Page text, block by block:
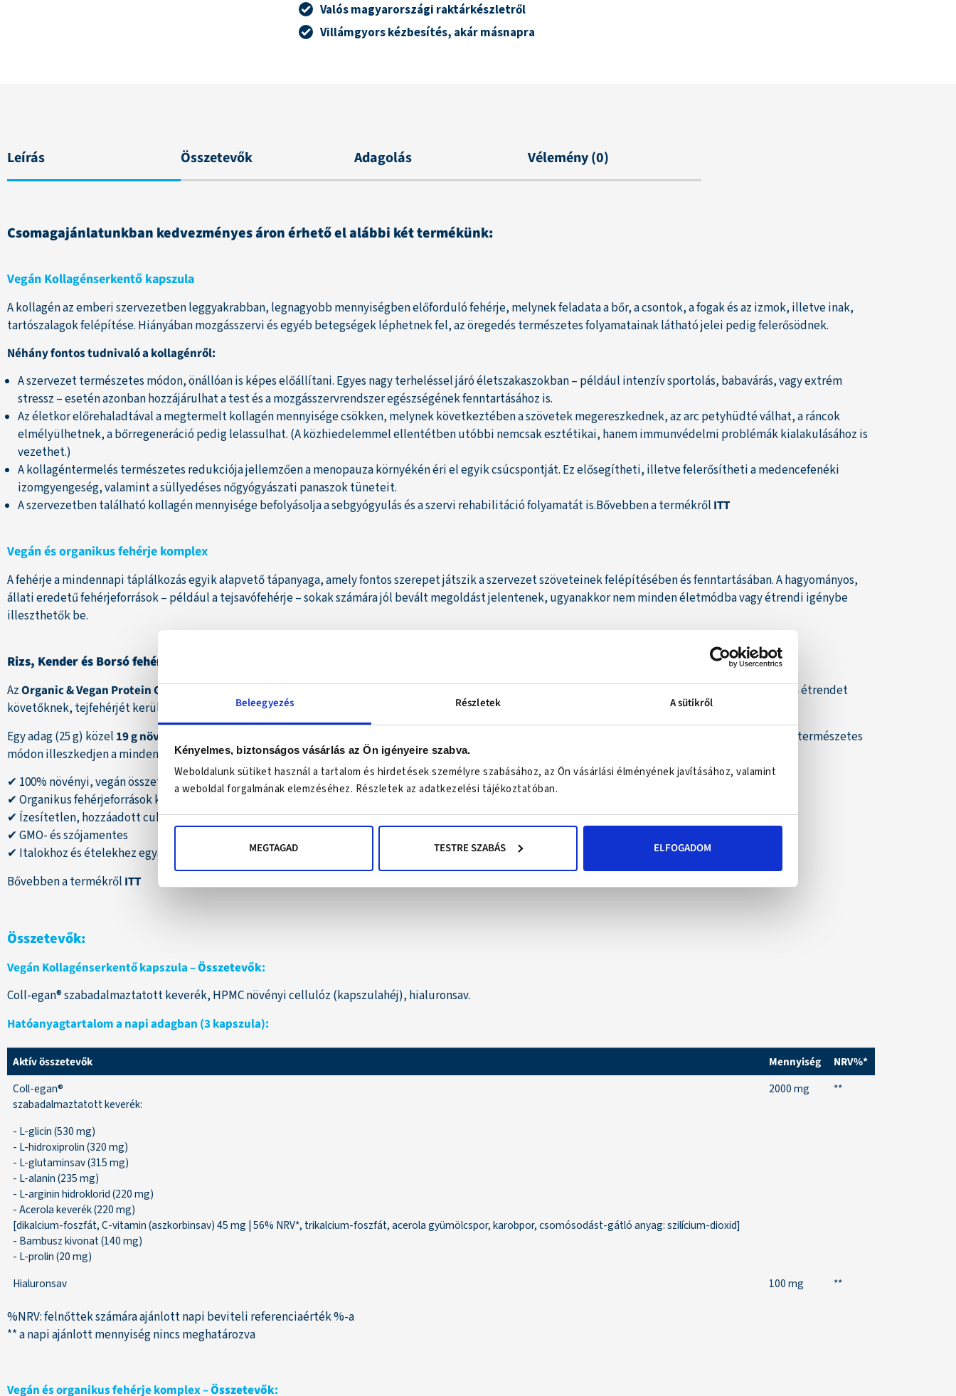
Beleegyezés Részletek A sütikről
Kényelmes, biztonságos vásárlás az Ön igényeire szabva.
Weboldalunk sütiket használ a tartalom és hirdetések személyre szabásához, az Ön vásárlási élményének javításához, valamint
a weboldal forgalmának elemzéséhez. Részletek az adatkezelési tájékoztatóban.
MEGTAGAD TESTRE SZABÁS ELFOGADOM
Valós magyarországi raktárkészletről
Villámgyors kézbesítés, akár másnapra
Leírás Összetevők Adagolás Vélemény (0)
Csomagajánlatunkban kedvezményes áron érhető el alábbi két termékünk:
Vegán Kollagénserkentő kapszula
A kollagén az emberi szervezetben leggyakrabban, legnagyobb mennyiségben előforduló fehérje, melynek feladata a bőr, a csontok, a fogak és az izmok, illetve inak,
tartószalagok felépítése. Hiányában mozgásszervi és egyéb betegségek léphetnek fel, az öregedés természetes folyamatainak látható jelei pedig felerősödnek.
Néhány fontos tudnivaló a kollagénről:
A szervezet természetes módon, önállóan is képes előállítani. Egyes nagy terheléssel járó életszakaszokban – például intenzív sportolás, babavárás, vagy extrém
stressz – esetén azonban hozzájárulhat a test és a mozgásszervrendszer egészségének fenntartásához is.
Az életkor előrehaladtával a megtermelt kollagén mennyisége csökken, melynek következtében a szövetek megereszkednek, az arc petyhüdté válhat, a ráncok
elmélyülhetnek, a bőrregeneráció pedig lelassulhat. (A közhiedelemmel ellentétben utóbbi nemcsak esztétikai, hanem immunvédelmi problémák kialakulásához is
vezethet.)
A kollagéntermelés természetes redukciója jellemzően a menopauza környékén éri el egyik csúcspontját. Ez elősegítheti, illetve felerősítheti a medencefenéki
izomgyengeség, valamint a süllyedéses nőgyógyászati panaszok tüneteit.
A szervezetben található kollagén mennyisége befolyásolja a sebgyógyulás és a szervi rehabilitáció folyamatát is.Bővebben a termékről ITT
Vegán és organikus fehérje komplex
A fehérje a mindennapi táplálkozás egyik alapvető tápanyaga, amely fontos szerepet játszik a szervezet szöveteinek felépítésében és fenntartásában. A hagyományos,
állati eredetű fehérjeforrások – például a tejsavófehérje – sokak számára jól bevált megoldást jelentenek, ugyanakkor nem minden életmódba vagy étrendi igénybe
illeszthetők be.
Rizs, Kender és Borsó fehérje Komplex
AzOrganic & Vegan Protein Complex
erre kínál tudatos alternatívát: kizárólag növényi eredetű, organikus fehérjékből áll, így kiváló választás lehet vegán étrendet
követőknek, tejfehérjét kerülőknek, valamint azok számára is, akik szeretnék csökkenteni az állati fehérjék arányát az étrendjükben.
Egy adag (25 g) közel 19 g növényi fehérjét
biztosít, miközben alacsony cukor- és szénhidráttartalmú. Ízesítetlen formulája lehetővé teszi, hogy a fehérje természetes
módon illeszkedjen a mindennapi receptekhez, anélkül, hogy dominálná azok ízvilágát.
✔ 100% növényi, vegán összetétel
✔ Organikus fehérjeforrások kombinációja
✔ Ízesítetlen, hozzáadott cukor nélkül
✔ GMO- és szójamentes
✔ Italokhoz és ételekhez egyaránt felhasználható
Bővebben a termékről ITT
Összetevők:
Vegán Kollagénserkentő kapszula–Összetevők:
Coll-egan® szabadalmaztatott keverék, HPMC növényi cellulóz (kapszulahéj), hialuronsav.
Hatóanyagtartalom a napi adagban (3 kapszula):
Aktív összetevők Mennyiség
NRV%*
Coll-egan®
szabadalmaztatott keverék:
2000 mg **
- L-glicin (530 mg)
- L-hidroxiprolin (320 mg)
- L-glutaminsav (315 mg)
- L-alanin (235 mg)
- L-arginin hidroklorid (220 mg)
- Acerola keverék (220 mg)
[dikalcium-foszfát, C-vitamin (aszkorbinsav) 45 mg | 56% NRV*, trikalcium-foszfát, acerola gyümölcspor, karobpor, csomósodást-gátló anyag: szilícium-dioxid]
- Bambusz kivonat (140 mg)
- L-prolin (20 mg)
Hialuronsav
100 mg **
%NRV: felnőttek számára ajánlott napi beviteli referenciaérték %-a
** a napi ajánlott mennyiség nincs meghatározva
Vegán és organikus fehérje komplex–Összetevők: